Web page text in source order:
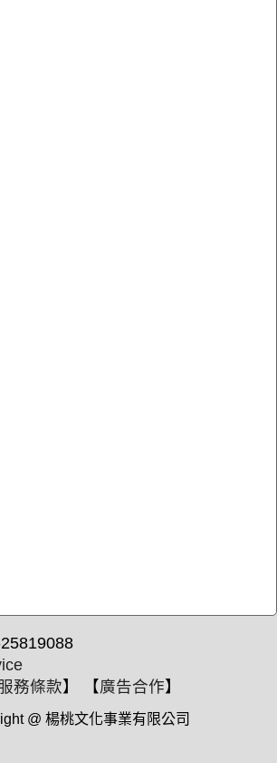
務條款】 【廣告合作】
@ 楊桃文化事業有限公司